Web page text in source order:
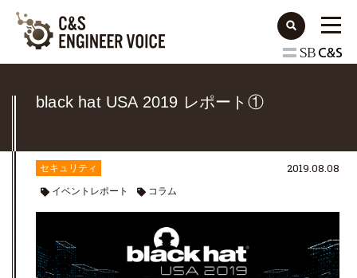
black hat USA 2019 レポート①
セキュリティ
イベントレポート コラム
2019.08.08